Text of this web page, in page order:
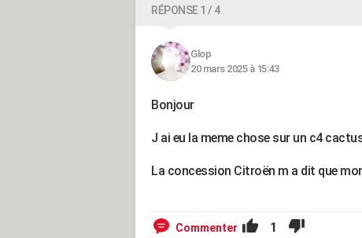
RÉPONSE 1 / 4
Glop
20 mars 2025 à 15:43
Bonjour
J ai eu la meme chose sur un c4
La concession Citroën m a dit que
Commenter 1